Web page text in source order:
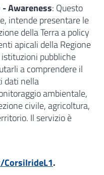
- Awareness: Questo
intende presentare le
della Terra a policy
apicali della Regione
pubbliche
a comprendere il
dati nella
ambientale,
civile, agricoltura,
Il servizio è
.